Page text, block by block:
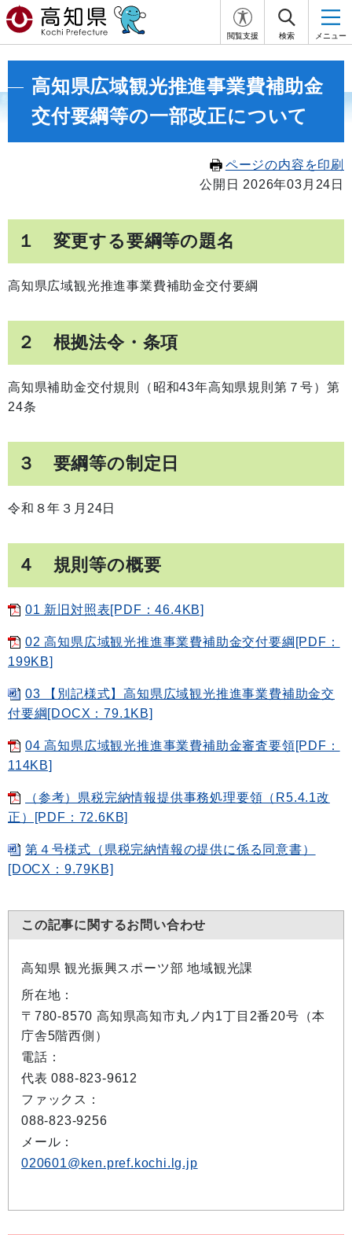
閲覧支援 検索 メニュー
高知県広域観光推進事業費補助金
交付要綱等の一部改正について
ページの内容を印刷
公開日 2026年03月24日
１ 変更する要綱等の題名
高知県広域観光推進事業費補助金交付要綱
２ 根拠法令・条項
高知県補助金交付規則（昭和43年高知県規則第７号）第
24条
３ 要綱等の制定日
令和８年３月24日
４ 規則等の概要
01 新旧対照表[PDF：46.4KB]
02 高知県広域観光推進事業費補助金交付要綱[PDF：
199KB]
03 【別記様式】高知県広域観光推進事業費補助金交
付要綱[DOCX：79.1KB]
04 高知県広域観光推進事業費補助金審査要領[PDF：
114KB]
（参考）県税完納情報提供事務処理要領（R5.4.1改
正）[PDF：72.6KB]
第４号様式（県税完納情報の提供に係る同意書）
[DOCX：9.79KB]
この記事に関するお問い合わせ
高知県 観光振興スポーツ部 地域観光課
所在地：
〒780-8570 高知県高知市丸ノ内1丁目2番20号（本
庁舎5階西側）
電話：
代表 088-823-9612
ファックス：
088-823-9256
メール：
020601@ken.pref.kochi.lg.jp